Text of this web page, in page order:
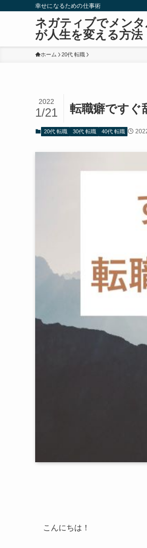
幸せになるための仕事術
ネガティブでメン
が人生を変える方法
ホーム 20代 転職
転職癖ですぐ
2022
1/21
20代 転職 30代 転職 40代 転職
こんにちは！